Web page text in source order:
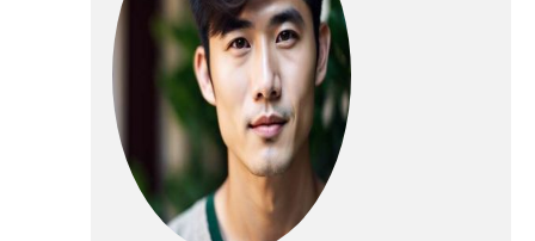
pour bloquer les commandes et deux
vitesses de ventilation offrant un flux
d’air adapté. Niveau sonore réduit de
seulement 43 dB(A). 【RÉGLAGE DU
TAUX D’HUMIDITÉ】Choisissez le
niveau d’humidité idéal entre 30% et
80% grâce au sélecteur intégré. Le
système maintient automatiquement
une atmosphère équilibrée et